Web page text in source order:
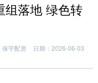
组落地 绿色转
保宇配资
日期：2026-06-03